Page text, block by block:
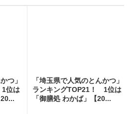
つ」
位は
「埼玉県で人気のとんかつ」
ランキングTOP21！ 1位は
「御膳処 わかば」【20...